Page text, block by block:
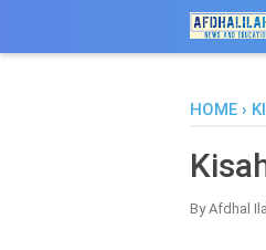
HOME ›
ByAfdhal